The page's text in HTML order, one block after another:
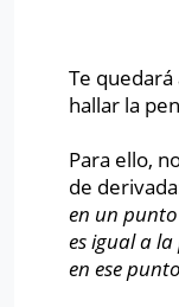
Te
hallar la
Para ello,
de
en un
es igual a
en ese